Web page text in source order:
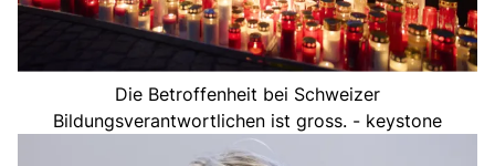
Die Betroffenheit bei Schweizer
Bildungsverantwortlichen ist gross. - keystone